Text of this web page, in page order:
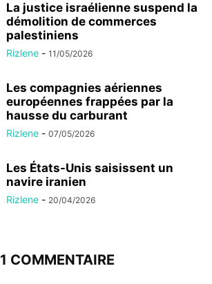
La justice israélienne suspend la
démolition de commerces
palestiniens
Rizlene - 11/05/2026
Les compagnies aériennes
européennes frappées par la
hausse du carburant
Rizlene - 07/05/2026
Les États-Unis saisissent un
navire iranien
Rizlene - 20/04/2026
1 COMMENTAIRE